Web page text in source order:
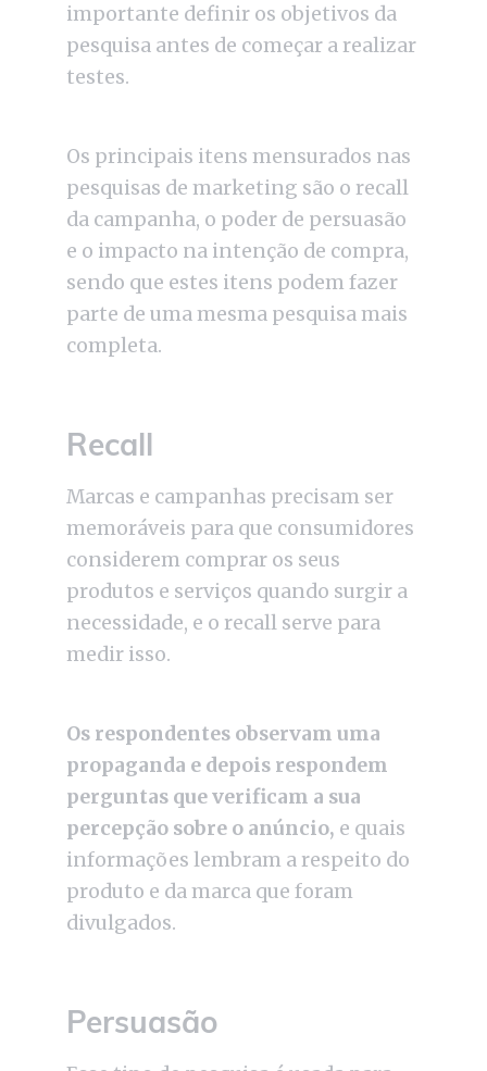
importante definir os objetivos da
pesquisa antes de começar a realizar
testes.
Os principais itens mensurados nas
pesquisas de marketing são o recall
da campanha, o poder de persuasão
e o impacto na intenção de compra,
sendo que estes itens podem fazer
parte de uma mesma pesquisa mais
completa.
Recall
Marcas e campanhas precisam ser
memoráveis para que consumidores
considerem comprar os seus
produtos e serviços quando surgir a
necessidade, e o recall serve para
medir isso.
Os respondentes observam uma
propaganda e depois respondem
perguntas que verificam a sua
percepção sobre o anúncio, e quais
informações lembram a respeito do
produto e da marca que foram
divulgados.
Persuasão